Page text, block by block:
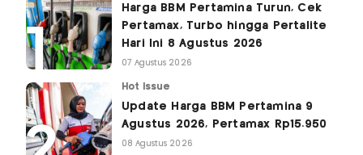
Harga BBM Pertamina Turun, Cek
Pertamax, Turbo hingga Pertalite
Hari Ini 8 Agustus 2026
07 Agustus 2026
Hot Issue
Update Harga BBM Pertamina 9
Agustus 2026, Pertamax Rp15.950
08 Agustus 2026